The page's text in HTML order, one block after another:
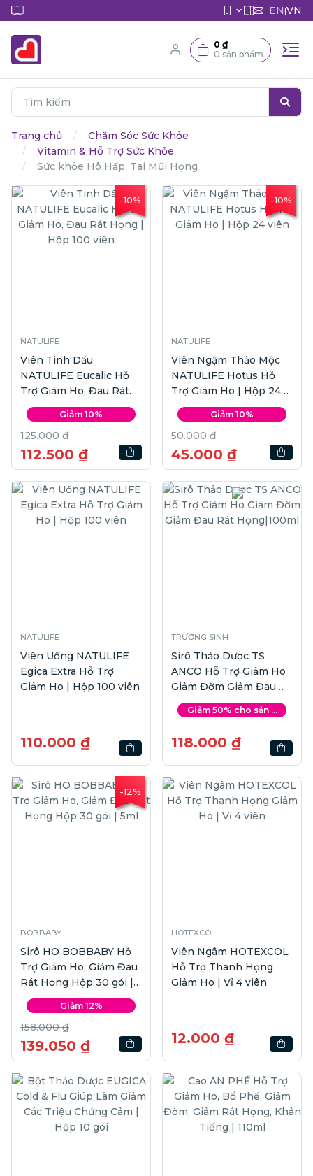
EN|VN
0 ₫
0 sản phẩm
Trang chủ
Chăm Sóc Sức Khỏe
Vitamin & Hỗ Trợ Sức Khỏe
Sức khỏe Hô Hấp, Tai Mũi Họng
-10%
NATULIFE
Viên Tinh Dầu
NATULIFE Eucalic Hỗ
Trợ Giảm Ho, Đau Rát
Họng | Hộp 100 viên
Giảm 10%
125.000 ₫
112.500 ₫
-10%
NATULIFE
Viên Ngậm Thảo Mộc
NATULIFE Hotus Hỗ
Trợ Giảm Ho | Hộp 24
viên
Giảm 10%
50.000 ₫
45.000 ₫
NATULIFE
Viên Uống NATULIFE
Egica Extra Hỗ Trợ
Giảm Ho | Hộp 100 viên
110.000 ₫
TRƯỜNG SINH
Sirô Thảo Dược TS
ANCO Hỗ Trợ Giảm Ho
Giảm Đờm Giảm Đau
Rát Họng|100ml
Giảm 50% cho sản ...
118.000 ₫
-12%
BOBBABY
Sirô HO BOBBABY Hỗ
Trợ Giảm Ho, Giảm Đau
Rát Họng Hộp 30 gói |
5ml
Giảm 12%
158.000 ₫
139.050 ₫
HOTEXCOL
Viên Ngâm HOTEXCOL
Hỗ Trợ Thanh Họng
Giảm Ho | Vỉ 4 viên
12.000 ₫